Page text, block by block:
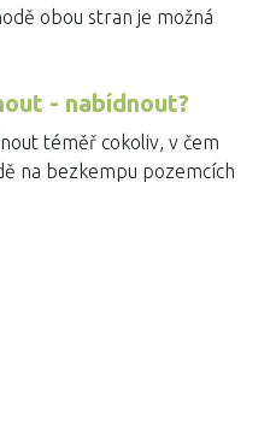
obou stran je možná
- nabídnout?
téměř cokoliv, v čem
na bezkempu pozemcích